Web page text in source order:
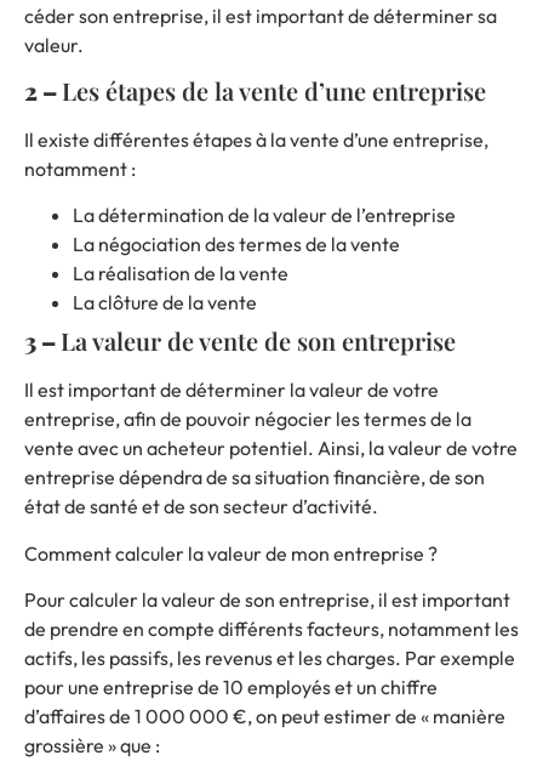
céder son entreprise, il est important de déterminer sa
valeur.
2 –Les étapes de la vente d’une entreprise
Il existe différentes étapes à la vente d’une entreprise,
notamment :
La détermination de la valeur de l’entreprise
La négociation des termes de la vente
La réalisation de la vente
La clôture de la vente
3 –La valeur de vente de son entreprise
Il est important de déterminer la valeur de votre
entreprise, afin de pouvoir négocier les termes de la
vente avec un acheteur potentiel. Ainsi, la valeur de votre
entreprise dépendra de sa situation financière, de son
état de santé et de son secteur d’activité.
Comment calculer la valeur de mon entreprise ?
Pour calculer la valeur de son entreprise, il est important
de prendre en compte différents facteurs, notamment les
actifs, les passifs, les revenus et les charges. Par exemple
pour une entreprise de 10 employés et un chiffre
d’affaires de 1 000 000 €, on peut estimer de « manière
grossière » que :